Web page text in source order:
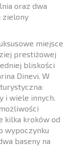
oraz dwa
zielony
miejsce
prestiżowej
bliskości
Dinevi. W
i wiele innych.
kilka kroków od
wypoczynku
baseny na